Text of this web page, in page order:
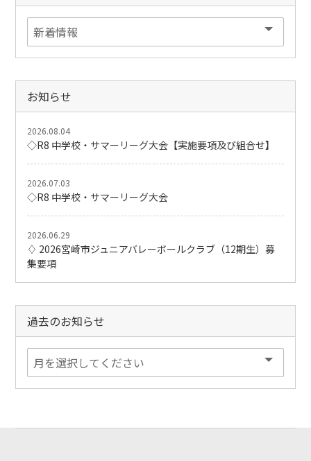
お知らせ
2026.08.04
◇R8 中学校・サマーリーグ大会【実施要項及び組合せ】
2026.07.03
◇R8 中学校・サマーリーグ大会
2026.06.29
♢ 2026宮崎市ジュニアバレーボールクラブ（12期生）募
集要項
過去のお知らせ